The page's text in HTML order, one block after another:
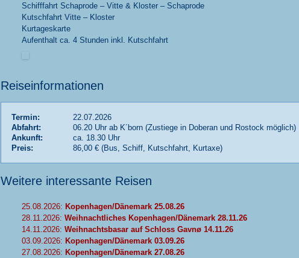
Schifffahrt Schaprode – Vitte & Kloster – Schaprode
Kutschfahrt Vitte – Kloster
Kurtageskarte
Aufenthalt ca. 4 Stunden inkl. Kutschfahrt
Reiseinformationen
Termin:
22.07.2026
Abfahrt:
06.20 Uhr ab K´born (Zustiege in Doberan und Rostock möglich)
Ankunft:
ca. 18.30 Uhr
Preis:
86,00 € (Bus, Schiff, Kutschfahrt, Kurtaxe)
Weitere interessante Reisen
25.08.2026: Kopenhagen/Dänemark 25.08.26
28.11.2026: Weihnachtliches Kopenhagen/Dänemark 28.11.26
14.11.2026: Weihnachtsbasar auf Schloss Gavnø 14.11.26
03.09.2026: Kopenhagen/Dänemark 03.09.26
27.08.2026: Kopenhagen/Dänemark 27.08.26